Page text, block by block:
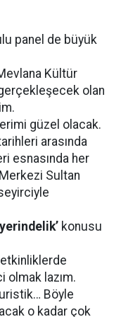
panel de büyük
Kültür
olan
güzel olacak.
arasında
esnasında her
Sultan
konusu
etkinliklerde
olmak lazım.
Böyle
o kadar çok